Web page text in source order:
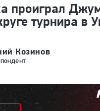
проиграл
турнира в
Козинов